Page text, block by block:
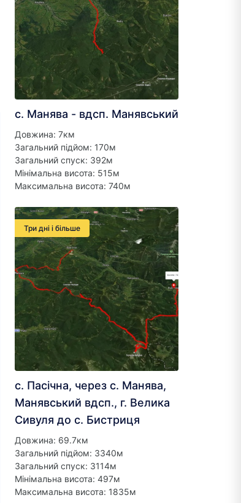
с. Манява - вдсп. Манявський
Довжина: 7км
Загальний підйом: 170м
Загальний спуск: 392м
Мінімальна висота: 515м
Максимальна висота: 740м
Три дні і більше
с. Пасічна, через с. Манява,
Манявський вдсп., г. Велика
Сивуля до с. Бистриця
Довжина: 69.7км
Загальний підйом: 3340м
Загальний спуск: 3114м
Мінімальна висота: 497м
Максимальна висота: 1835м